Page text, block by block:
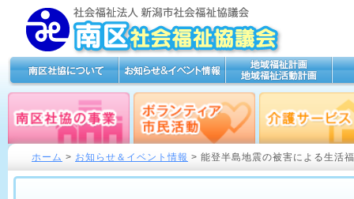
ホーム > お知らせ＆イベント情報 > 能登半島地震の被害による生活